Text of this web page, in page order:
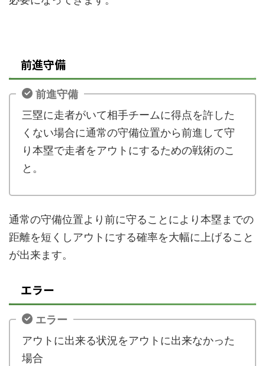
前進守備
前進守備
三塁に走者がいて相手チームに得点を許した
くない場合に通常の守備位置から前進して守
り本塁で走者をアウトにするための戦術のこ
と。
通常の守備位置より前に守ることにより本塁までの
距離を短くしアウトにする確率を大幅に上げること
が出来ます。
エラー
エラー
アウトに出来る状況をアウトに出来なかった
場合